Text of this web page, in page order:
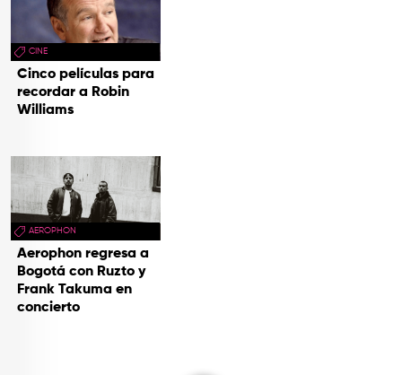
CINE
Cinco películas para
recordar a Robin
Williams
AEROPHON
Aerophon regresa a
Bogotá con Ruzto y
Frank Takuma en
concierto